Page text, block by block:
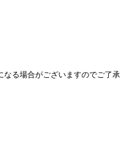
る場合がございますのでご了承